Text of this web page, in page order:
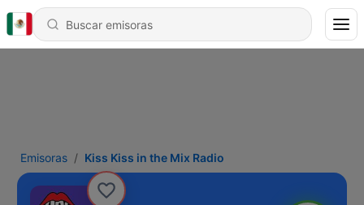
Emisoras Kiss Kiss in the Mix Radio